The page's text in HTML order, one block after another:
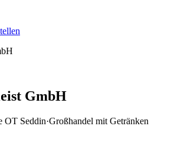
GmbH
OT Seddin·Großhandel mit Getränken